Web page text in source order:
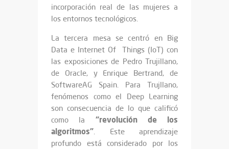
incorporación real de las mujeres a
los entornos tecnológicos.
La tercera mesa se centró en Big
Data e Internet Of Things (IoT) con
las exposiciones de Pedro Trujillano,
de Oracle, y Enrique Bertrand, de
SoftwareAG Spain. Para Trujllano,
fenómenos como el Deep Learning
son consecuencia de lo que calificó
como la “revolución de los
algoritmos”. Este aprendizaje
profundo está considerado por los